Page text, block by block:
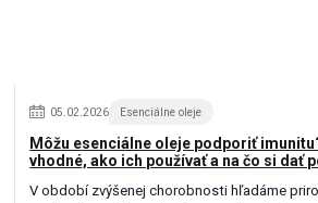
05.02.2026 Esenciálne oleje
Môžu esenciálne oleje podporiť
vhodné, ako ich používať a na čo si dať
V období zvýšenej chorobnosti hľadáme